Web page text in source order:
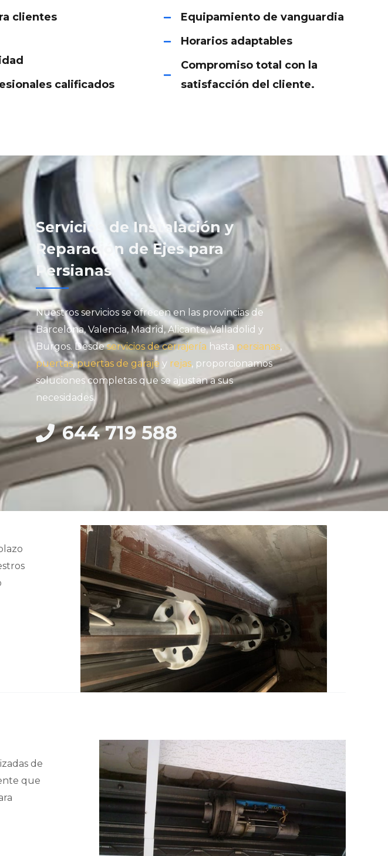
clientes
calificados
Equipamiento de vanguardia
Horarios adaptables
Compromiso total con la
satisfacción del cliente.
Servicios de Instalación y
Reparación de Ejes para
Persianas
Nuestros servicios se ofrecen en las provincias de
Barcelona, Valencia, Madrid, Alicante, Valladolid y
Burgos. Desdeservicios de cerrajería hasta persianas,
puertas,puertas de garaje y rejas, proporcionamos
soluciones completas que se ajustan a sus
necesidades.
644 719 588
de
que